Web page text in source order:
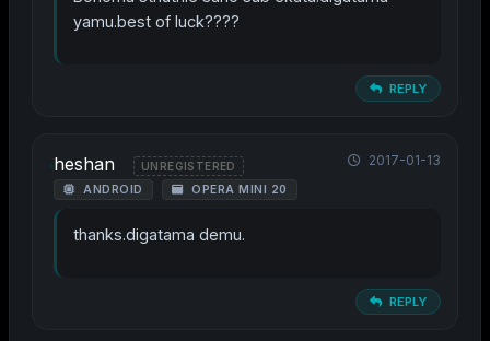
yamu.best of luck????
REPLY
heshan UNREGISTERED
ANDROID OPERA MINI 20
2017-01-13
thanks.digatama demu.
REPLY